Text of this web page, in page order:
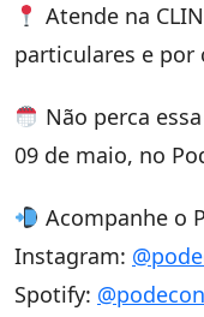
Atende na
particulares e por
Não perca
09 de maio, no
Acompanhe o
Instagram:
Spotify: